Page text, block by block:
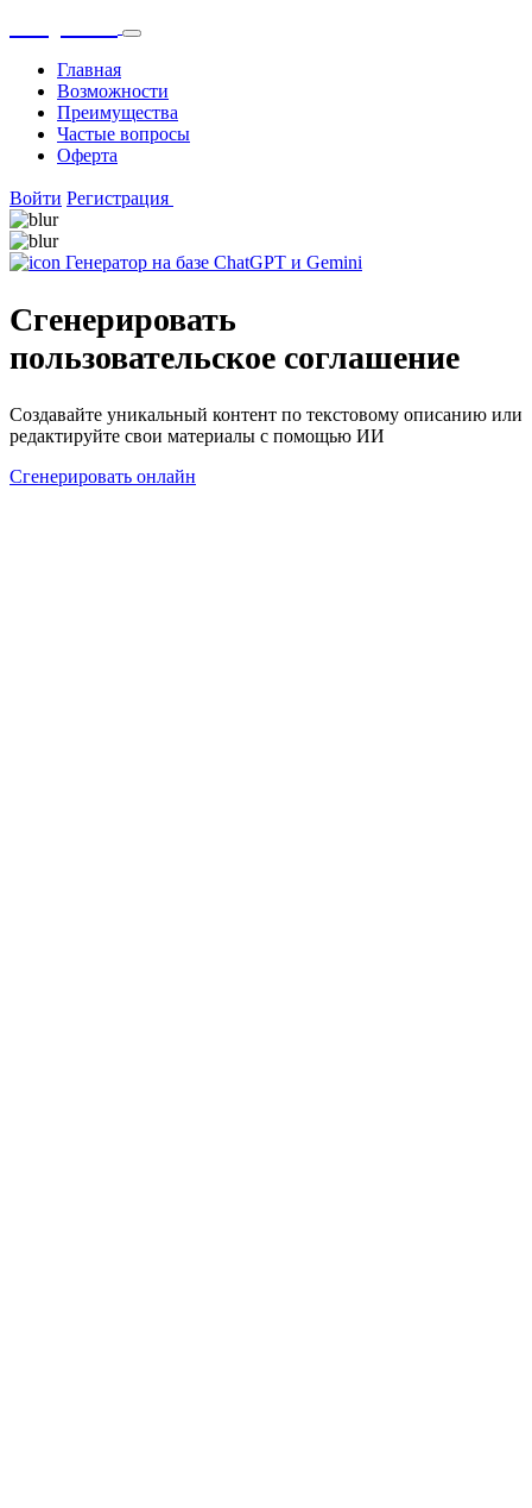
Главная
Возможности
Преимущества
Частые вопросы
Оферта
Войти Регистрация
Генератор на базе ChatGPT и Gemini
Сгенерировать
пользовательское соглашение
Создавайте уникальный контент по текстовому описанию или
редактируйте свои материалы с помощью ИИ
Сгенерировать онлайн